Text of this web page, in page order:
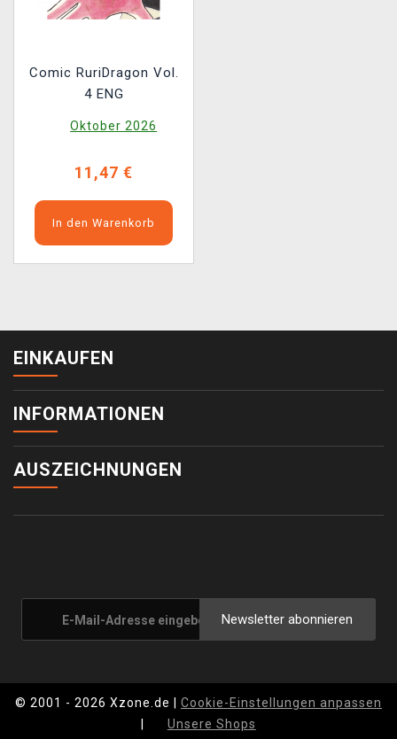
Comic RuriDragon Vol.
4 ENG
Oktober 2026
11,47 €
In den Warenkorb
EINKAUFEN
INFORMATIONEN
AUSZEICHNUNGEN
Newsletter abonnieren
© 2001 - 2026 Xzone.de | Cookie-Einstellungen anpassen
|
Unsere Shops